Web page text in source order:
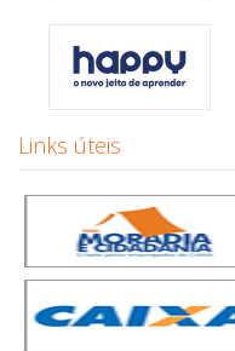
Links úteis